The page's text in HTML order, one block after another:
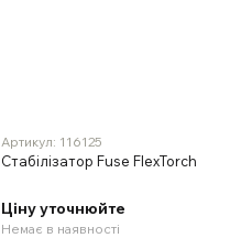
Артикул: 116125
Стабілізатор Fuse FlexTorch
Ціну уточнюйте
Немає в наявності